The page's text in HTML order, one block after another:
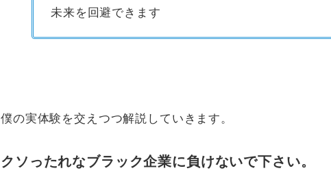
未来を回避できます
僕の実体験を交えつつ解説していきます。
クソったれなブラック企業に負けないで下さい。